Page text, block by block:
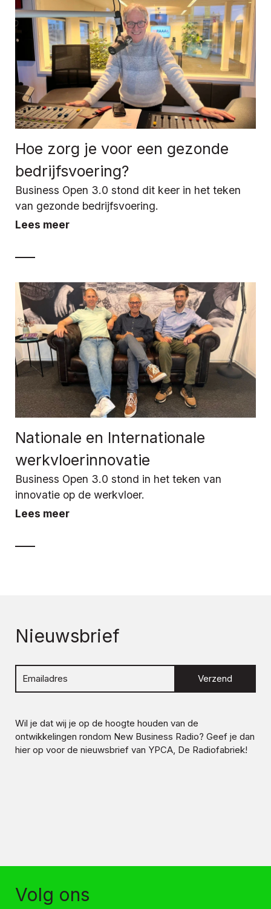
Hoe zorg je voor een gezonde
bedrijfsvoering?
Business Open 3.0 stond dit keer in het teken
van gezonde bedrijfsvoering.
Lees meer
Nationale en Internationale
werkvloerinnovatie
Business Open 3.0 stond in het teken van
innovatie op de werkvloer.
Lees meer
Nieuwsbrief
Verzend
Wil je dat wij je op de hoogte houden van de
ontwikkelingen rondom New Business Radio? Geef je dan
hier op voor de nieuwsbrief van YPCA, De Radiofabriek!
Volg ons